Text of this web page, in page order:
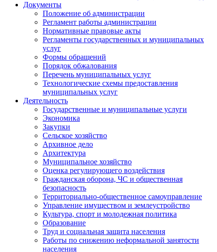
Документы
Положение об администрации
Регламент работы администрации
Нормативные правовые акты
Регламенты государственных и муниципальных
услуг
Формы обращений
Порядок обжалования
Перечень муниципальных услуг
Технологические схемы предоставления
муниципальных услуг
Деятельность
Государственные и муниципальные услуги
Экономика
Закупки
Сельское хозяйство
Архивное дело
Архитектура
Муниципальное хозяйство
Оценка регулирующего воздействия
Гражданская оборона, ЧС и общественная
безопасность
Территориально-общественное самоуправление
Управление имуществом и землеустройство
Культура, спорт и молодежная политика
Образование
Труд и социальная защита населения
Работы по снижению неформальной занятости
населения